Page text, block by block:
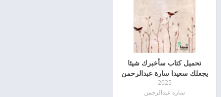
تحميل كتاب سأخبرك شيئا
يجعلك سعيدا سارة عبدالرحمن
pdf
2025
سارة عبدالرحمن